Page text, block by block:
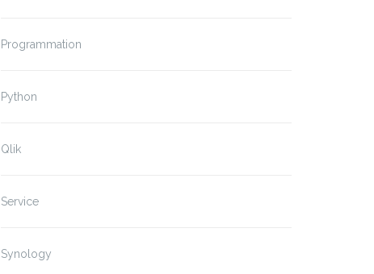
Programmation
Python
Qlik
Service
Synology